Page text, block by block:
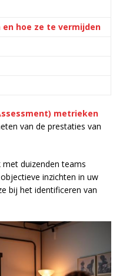
hoe ze te vermijden
metrieken
van de prestaties van
duizenden teams
inzichten in uw
bij het identificeren van